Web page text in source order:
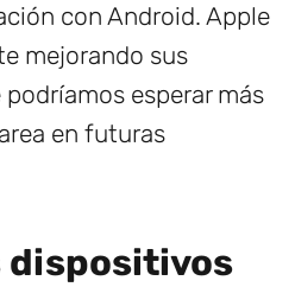
con Android. Apple
mejorando sus
esperar más
en futuras
dispositivos